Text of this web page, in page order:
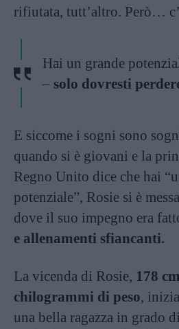
rifiutata, tutt’altro. Però…
Hai un grande
– solo dovresti
E siccome i sogni sono
quando si è giovani e la
Regno Unito dice che hai
potenziale”, Rosie si è
dove il suo impegno era
e allenamenti sfiancanti.
La vicenda di Rosie, 178
chilogrammi di peso,
una bella ragazza in grado